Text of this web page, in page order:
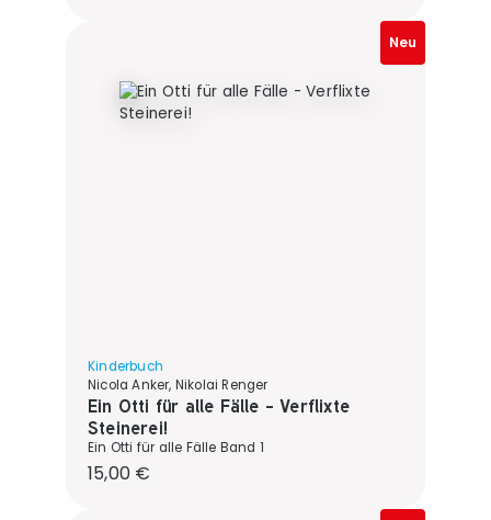
Neu
Kinderbuch
Nicola Anker, Nikolai Renger
Ein Otti für alle Fälle - Verflixte
Steinerei!
Ein Otti für alle Fälle Band 1
Regulärer Preis:
15,00 €